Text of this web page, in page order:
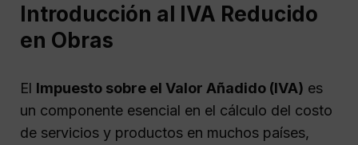
Introducción al IVA Reducido
en Obras
El Impuesto sobre el Valor Añadido (IVA) es
un componente esencial en el cálculo del costo
de servicios y productos en muchos países,